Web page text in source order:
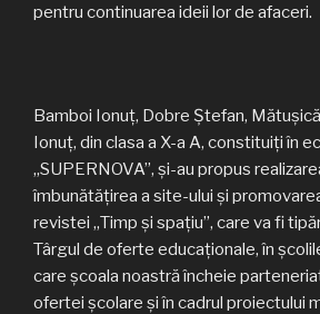
pentru continuarea ideii lor de afaceri.
Bamboi Ionuț, Dobre Ștefan,
Ionuț, din clasa a X-a A, constituiți în
„SUPERNOVA”, și-au propus
îmbunătățirea a site-ului și
revistei „Timp și spațiu”, care va fi
Târgul de oferte educaționale, în
care școala noastră încheie
ofertei școlare și în cadrul proiectului